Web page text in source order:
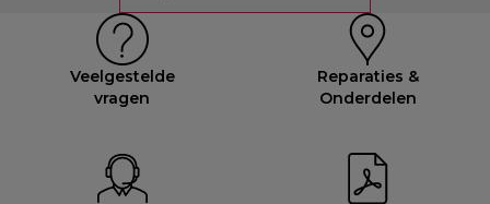
Veelgestelde
vragen
Reparaties &
Onderdelen